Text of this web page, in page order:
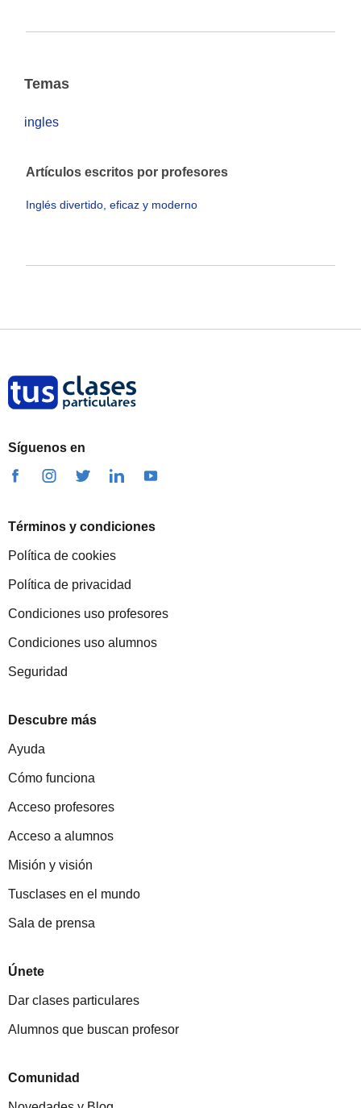
Temas
ingles
Artículos escritos por profesores
Inglés divertido, eficaz y moderno
Síguenos en
Términos y condiciones
Política de cookies
Política de privacidad
Condiciones uso profesores
Condiciones uso alumnos
Seguridad
Descubre más
Ayuda
Cómo funciona
Acceso profesores
Acceso a alumnos
Misión y visión
Tusclases en el mundo
Sala de prensa
Únete
Dar clases particulares
Alumnos que buscan profesor
Comunidad